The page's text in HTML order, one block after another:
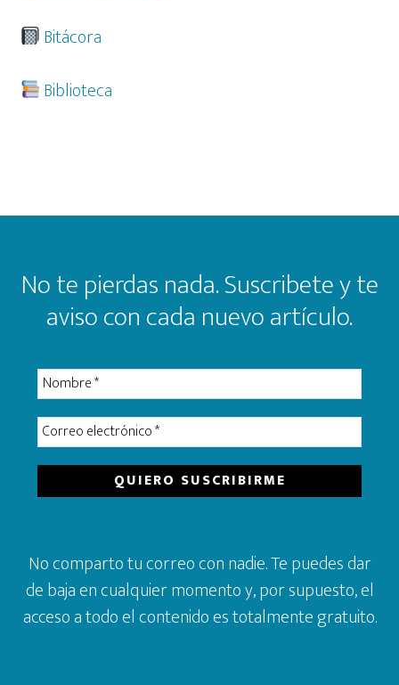
Bitácora
Biblioteca
Footer
No te pierdas nada. Suscribete y te
aviso con cada nuevo artículo.
No comparto tu correo con nadie. Te puedes dar
de baja en cualquier momento y, por supuesto, el
acceso a todo el contenido es totalmente gratuito.